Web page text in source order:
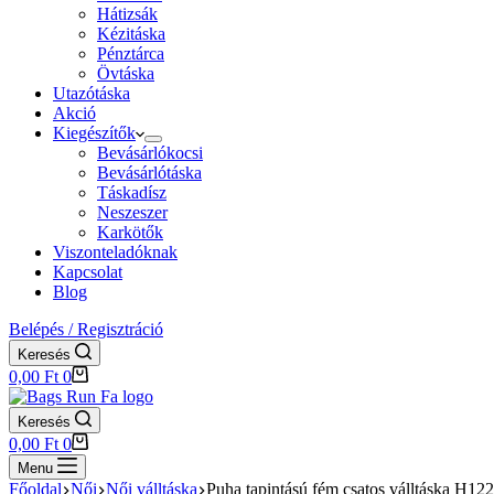
Hátizsák
Kézitáska
Pénztárca
Övtáska
Utazótáska
Akció
Kiegészítők
Bevásárlókocsi
Bevásárlótáska
Táskadísz
Neszeszer
Karkötők
Viszonteladóknak
Kapcsolat
Blog
Belépés / Regisztráció
Keresés
Shopping
cart
0,00 Ft 0
Keresés
Shopping
cart
0,00 Ft 0
Menu
Főoldal Női Női válltáska Puha tapintású fém csatos válltáska